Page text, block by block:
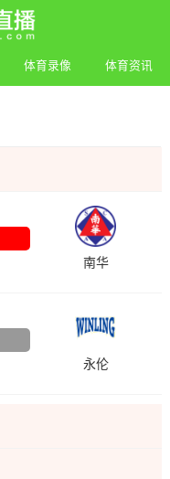
体育录像 体育资讯
南华
永伦